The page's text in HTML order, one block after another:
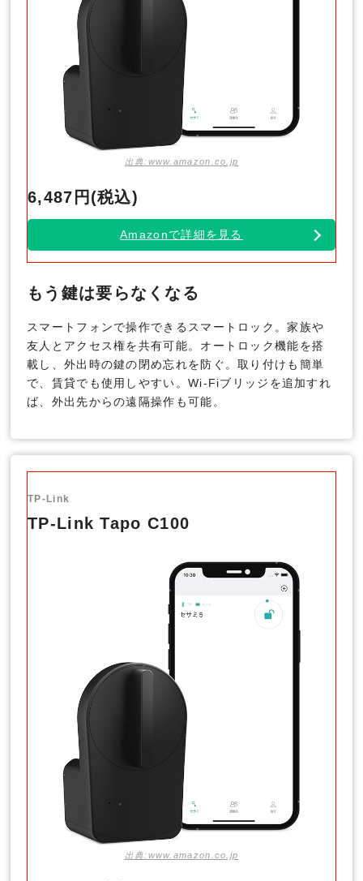
出典:www.amazon.co.jp
6,487円(税込)
Amazonで詳細を見る
もう鍵は要らなくなる
スマートフォンで操作できるスマートロック。家族や
友人とアクセス権を共有可能。オートロック機能を搭
載し、外出時の鍵の閉め忘れを防ぐ。取り付けも簡単
で、賃貸でも使用しやすい。Wi-Fiブリッジを追加すれ
ば、外出先からの遠隔操作も可能。
TP-Link
TP-Link Tapo C100
出典:www.amazon.co.jp